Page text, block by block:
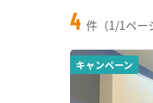
4 件（1/1ペー
キャンペーン